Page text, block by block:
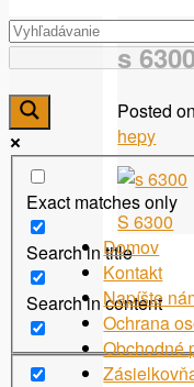
s
Posted
hepy
v
S 6300
Exact matches only
Search in title
Search in content
Domov
Kontakt
Napíšte
Ochrana
Obchodné